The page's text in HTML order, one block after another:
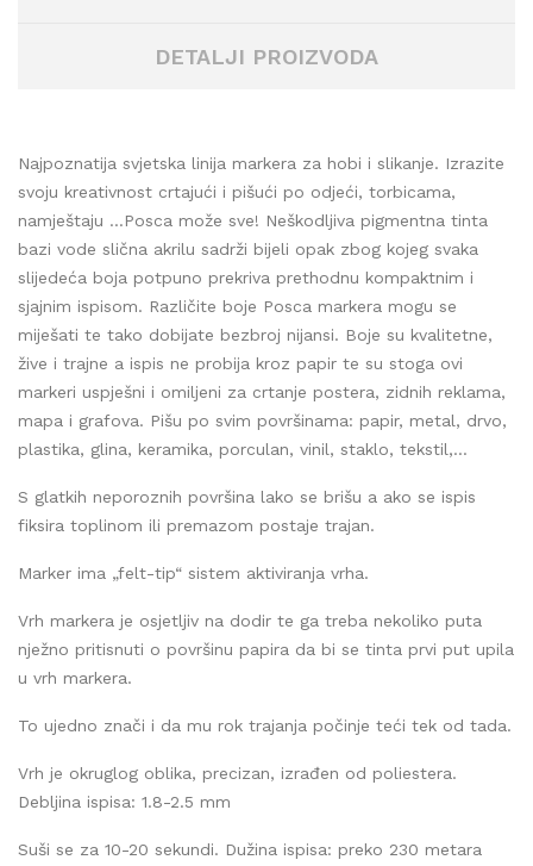
DETALJI PROIZVODA
Najpoznatija svjetska linija markera za hobi i slikanje. Izrazite
svoju kreativnost crtajući i pišući po odjeći, torbicama,
namještaju …Posca može sve! Neškodljiva pigmentna tinta
bazi vode slična akrilu sadrži bijeli opak zbog kojeg svaka
slijedeća boja potpuno prekriva prethodnu kompaktnim i
sjajnim ispisom. Različite boje Posca markera mogu se
miješati te tako dobijate bezbroj nijansi. Boje su kvalitetne,
žive i trajne a ispis ne probija kroz papir te su stoga ovi
markeri uspješni i omiljeni za crtanje postera, zidnih reklama,
mapa i grafova. Pišu po svim površinama: papir, metal, drvo,
plastika, glina, keramika, porculan, vinil, staklo, tekstil,...
S glatkih neporoznih površina lako se brišu a ako se ispis
fiksira toplinom ili premazom postaje trajan.
Marker ima „felt-tip“ sistem aktiviranja vrha.
Vrh markera je osjetljiv na dodir te ga treba nekoliko puta
nježno pritisnuti o površinu papira da bi se tinta prvi put upila
u vrh markera.
To ujedno znači i da mu rok trajanja počinje teći tek od tada.
Vrh je okruglog oblika, precizan, izrađen od poliestera.
Debljina ispisa: 1.8-2.5 mm
Suši se za 10-20 sekundi. Dužina ispisa: preko 230 metara